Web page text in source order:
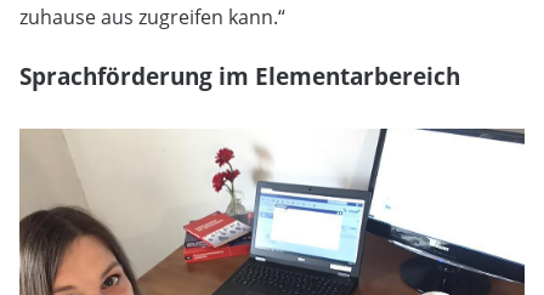
zuhause aus zugreifen kann.“
Sprachförderung im Elementarbereich